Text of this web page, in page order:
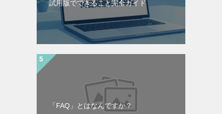
試用版でできること完全ガイド
「FAQ」とはなんですか？